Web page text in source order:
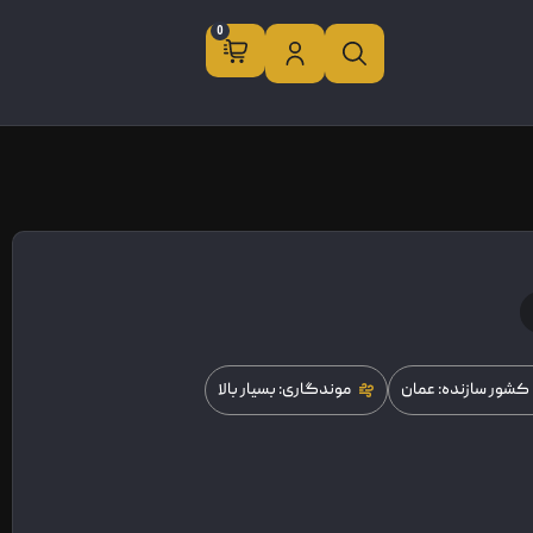
0
کشور سازنده: عمان موندگاری: بسیار بالا